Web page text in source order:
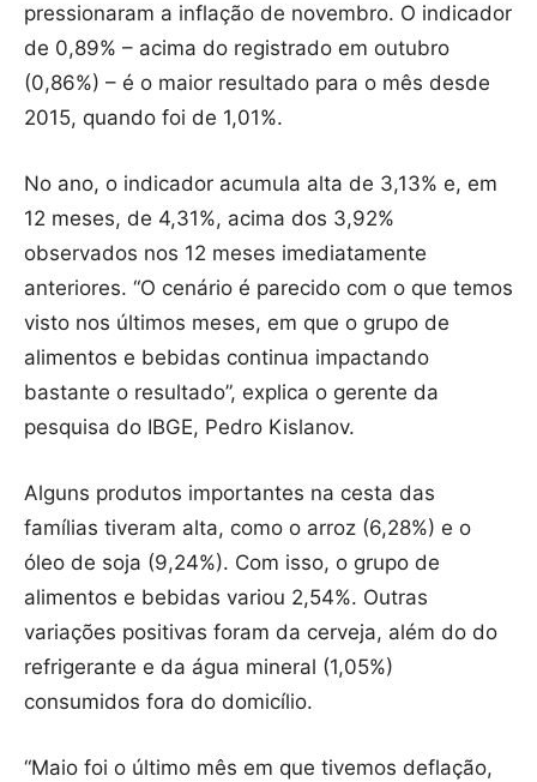
pressionaram a inflação de novembro. O indicador
de 0,89% – acima do registrado em outubro
(0,86%) – é o maior resultado para o mês desde
2015, quando foi de 1,01%.
No ano, o indicador acumula alta de 3,13% e, em
12 meses, de 4,31%, acima dos 3,92%
observados nos 12 meses imediatamente
anteriores. “O cenário é parecido com o que temos
visto nos últimos meses, em que o grupo de
alimentos e bebidas continua impactando
bastante o resultado”, explica o gerente da
pesquisa do IBGE, Pedro Kislanov.
Alguns produtos importantes na cesta das
famílias tiveram alta, como o arroz (6,28%) e o
óleo de soja (9,24%). Com isso, o grupo de
alimentos e bebidas variou 2,54%. Outras
variações positivas foram da cerveja, além do do
refrigerante e da água mineral (1,05%)
consumidos fora do domicílio.
“Maio foi o último mês em que tivemos deflação,